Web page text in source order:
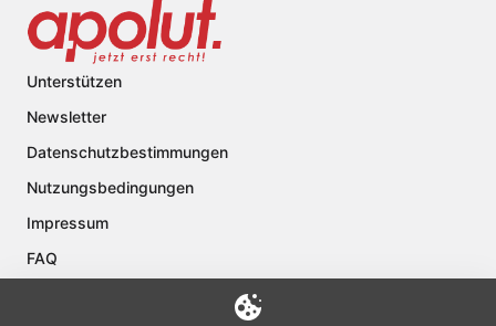
Unterstützen
Newsletter
Datenschutzbestimmungen
Nutzungsbedingungen
Impressum
FAQ